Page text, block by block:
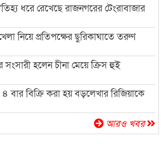
ধরে রেখেছে রাজনগরের টেংরাবাজার
নিয়ে প্রতিপক্ষের ছুরিকাঘাতে তরুণ
সংসারী হলেন চীনা মেয়ে ক্রিস হুই
বার বিক্রি করা হয় বড়লেখার রিজিয়াকে
আরও খবর